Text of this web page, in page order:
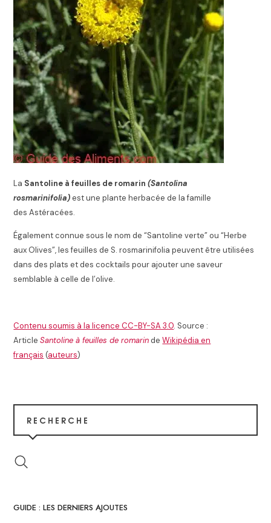
La Santoline à feuilles de romarin (Santolina
rosmarinifolia)est une plante herbacée de la famille
des Astéracées.
Également connue sous le nom de “Santoline verte” ou “Herbe
aux Olives”, les feuilles de S. rosmarinifolia peuvent être utilisées
dans des plats et des cocktails pour ajouter une saveur
semblable à celle de l’olive.
Contenu soumis à la licence CC-BY-SA 3.0. Source :
ArticleSantoline à feuilles de romarindeWikipédia en
français (auteurs)
RECHERCHE
GUIDE : LES DERNIERS AJOUTES